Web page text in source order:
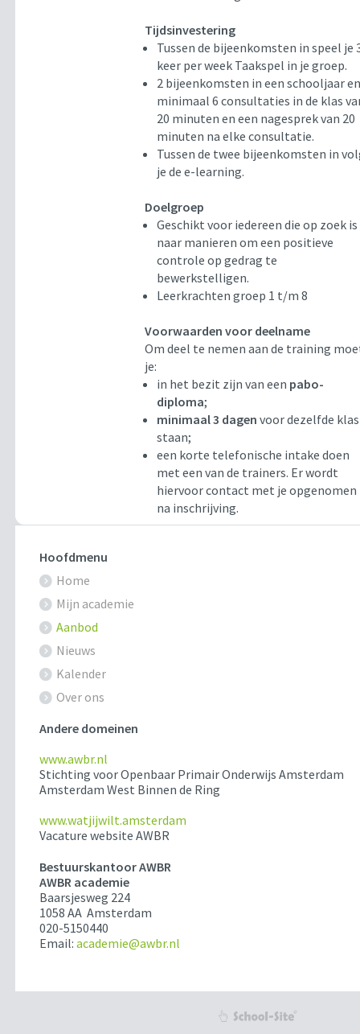
Tijdsinvestering
Tussen de bijeenkomsten in speel je
keer per week Taakspel in je groep.
2 bijeenkomsten in een schooljaar
minimaal 6 consultaties in de klas
20 minuten en een nagesprek van 20
minuten na elke consultatie.
Tussen de twee bijeenkomsten in
je de e-learning.
Doelgroep
Geschikt voor iedereen die op zoek is
naar manieren om een positieve
controle op gedrag te
bewerkstelligen.
Leerkrachten groep 1 t/m 8
Voorwaarden voor deelname
Om deel te nemen aan de training
je:
in het bezit zijn van een pabo-
diploma;
minimaal 3 dagen voor dezelfde klas
staan;
een korte telefonische intake doen
met een van de trainers. Er wordt
hiervoor contact met je opgenomen
na inschrijving.
Hoofdmenu
Home
Mijn academie
Aanbod
Nieuws
Kalender
Over ons
Andere domeinen
www.awbr.nl
Stichting voor Openbaar Primair Onderwijs Amsterdam
Amsterdam West Binnen de Ring
www.watjijwilt.amsterdam
Vacature website AWBR
Bestuurskantoor AWBR
AWBR academie
Baarsjesweg 224
1058 AA Amsterdam
020-5150440
Email:academie@awbr.nl